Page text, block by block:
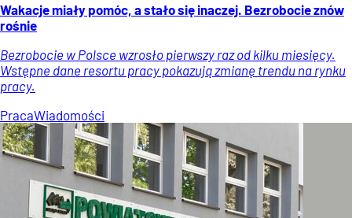
Wakacje miały pomóc, a stało się inaczej. Bezrobocie znów
rośnie
Bezrobocie w Polsce wzrosło pierwszy raz od kilku miesięcy.
Wstępne dane resortu pracy pokazują zmianę trendu na rynku
pracy.
PracaWiadomości